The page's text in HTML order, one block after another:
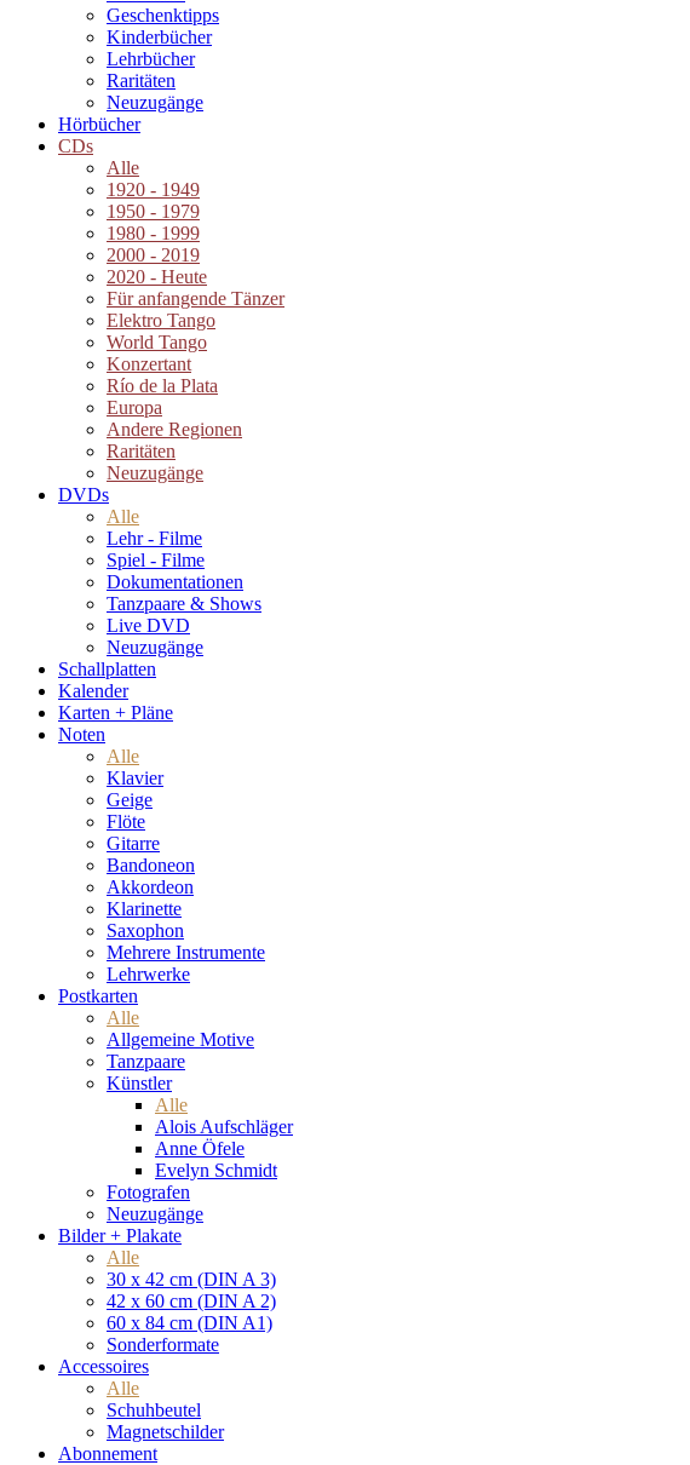
Geschenktipps
Kinderbücher
Lehrbücher
Raritäten
Neuzugänge
Hörbücher
CDs
Alle
1920 - 1949
1950 - 1979
1980 - 1999
2000 - 2019
2020 - Heute
Für anfangende Tänzer
Elektro Tango
World Tango
Konzertant
Río de la Plata
Europa
Andere Regionen
Raritäten
Neuzugänge
DVDs
Alle
Lehr - Filme
Spiel - Filme
Dokumentationen
Tanzpaare & Shows
Live DVD
Neuzugänge
Schallplatten
Kalender
Karten + Pläne
Noten
Alle
Klavier
Geige
Flöte
Gitarre
Bandoneon
Akkordeon
Klarinette
Saxophon
Mehrere Instrumente
Lehrwerke
Postkarten
Alle
Allgemeine Motive
Tanzpaare
Künstler
Alle
Alois Aufschläger
Anne Öfele
Evelyn Schmidt
Fotografen
Neuzugänge
Bilder + Plakate
Alle
30 x 42 cm (DIN A 3)
42 x 60 cm (DIN A 2)
60 x 84 cm (DIN A1)
Sonderformate
Accessoires
Alle
Schuhbeutel
Magnetschilder
Abonnement